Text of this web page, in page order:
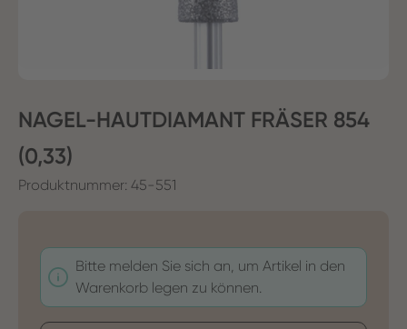
NAGEL-HAUTDIAMANT FRÄSER 854
(0,33)
Produktnummer: 45-551
Bitte melden Sie sich an, um Artikel in den
Warenkorb legen zu können.